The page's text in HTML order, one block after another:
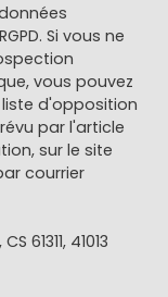
Si vous ne
vous pouvez
d'opposition
par l'article
sur le site
courrier
61311, 41013